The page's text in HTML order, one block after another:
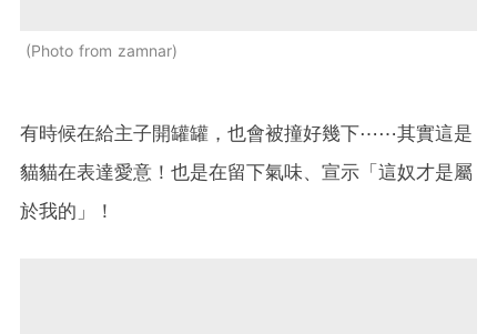
Photo from zamnar
有時候在給主子開罐罐，也會被撞好幾下⋯⋯其實這是
貓貓在表達愛意！也是在留下氣味、宣示「這奴才是屬
於我的」！